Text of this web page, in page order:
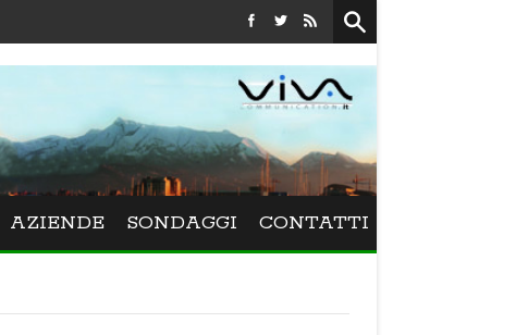
Festival La Versiliana - La direttrice lucchese Beatrice
AZIENDE SONDAGGI CONTATTI